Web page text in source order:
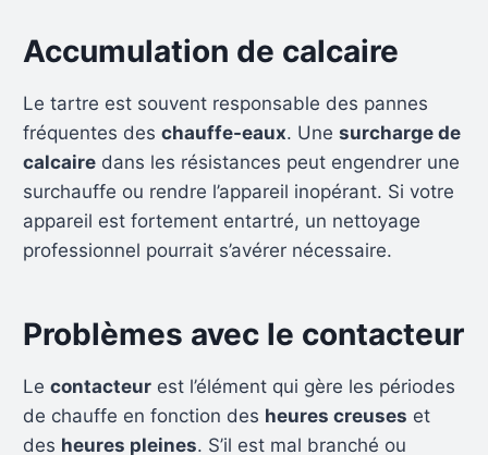
Accumulation de calcaire
Le tartre est souvent responsable des pannes
fréquentes des chauffe-eaux. Une surcharge de
calcairedans les résistances peut engendrer une
surchauffe ou rendre l’appareil inopérant. Si votre
appareil est fortement entartré, un nettoyage
professionnel pourrait s’avérer nécessaire.
Problèmes avec le contacteur
Le contacteurest l’élément qui gère les périodes
de chauffe en fonction des heures creuses et
des heures pleines. S’il est mal branché ou